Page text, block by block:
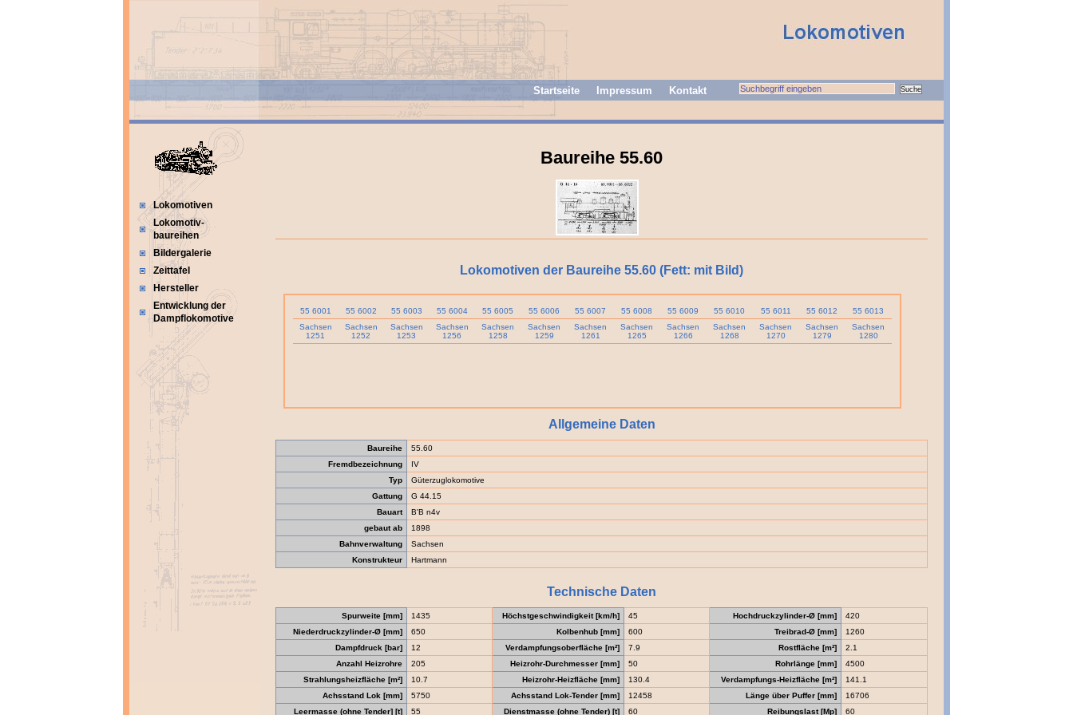
Startseite Impressum Kontakt
Lokomotiven
Lokomotiv-
baureihen
Bildergalerie
Zeittafel
Hersteller
Entwicklung der
Dampflokomotive
Baureihe 55.60
Lokomotiven der Baureihe 55.60 (Fett: mit Bild)
55 6001 55 6002 55 6003 55 6004 55 6005 55 6006 55 6007 55 6008 55 6009 55 6010 55 6011 55 6012
55 6013
Sachsen
1251
Sachsen
1252
Sachsen
1253
Sachsen
1256
Sachsen
1258
Sachsen
1259
Sachsen
1261
Sachsen
1265
Sachsen
1266
Sachsen
1268
Sachsen
1270
Sachsen
1279
Sachsen
1280
Allgemeine Daten
Baureihe
55.60
Fremdbezeichnung
IV
Typ
Güterzuglokomotive
Gattung
G 44.15
Bauart
B'B n4v
gebaut ab
1898
Bahnverwaltung
Sachsen
Konstrukteur
Hartmann
Technische Daten
Spurweite [mm] 1435 Höchstgeschwindigkeit [km/h] 45 Hochdruckzylinder-Ø [mm]
420
Niederdruckzylinder-Ø [mm]
650 Kolbenhub [mm] 600 Treibrad-Ø [mm]
1260
Dampfdruck [bar]
12 Verdampfungsoberfläche [m²] 7.9 Rostfläche [m²]
2.1
Anzahl Heizrohre
205 Heizrohr-Durchmesser [mm] 50 Rohrlänge [mm]
4500
Strahlungsheizfläche [m²]
10.7 Heizrohr-Heizfläche [mm] 130.4 Verdampfungs-Heizfläche [m²]
141.1
Achsstand Lok [mm]
5750 Achsstand Lok-Tender [mm] 12458 Länge über Puffer [mm]
16706
Leermasse (ohne Tender] [t]
55 Dienstmasse (ohne Tender) [t] 60 Reibungslast [Mp] 60